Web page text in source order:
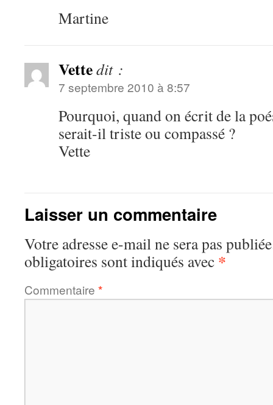
Martine
Vettedit :
7 septembre 2010 à 8:57
Pourquoi, quand on écrit de la
serait-il triste ou compassé ?
Vette
Laisser un commentaire
Votre adresse e-mail ne sera pas
obligatoires sont indiqués avec *
Commentaire *